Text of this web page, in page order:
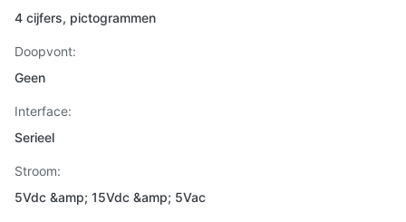
4 cijfers, pictogrammen
Doopvont:
Geen
Interface:
Serieel
Stroom:
5Vdc &amp; 15Vdc &amp; 5Vac